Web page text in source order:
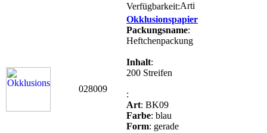
Verfügbarkeit:
028009
Okklusionspapier
Packungsname:
Heftchenpackung
Inhalt:
200 Streifen
:
Art: BK09
Farbe: blau
Form: gerade